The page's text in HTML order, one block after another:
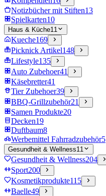
Notizbücher mit Stiften13
Spielkarten10
Haus & Küche11
Kueche169
Picknick Artikel148
Lifestyle135
Auto Zubehoer41
Käsebretter41
Tier Zubehoer39
BBQ-Grillzubehör21
Samen Produkte20
Decken19
Duftbaum8
Werbemittel Fahrradzubehör5
Gesundheit & Wellness11
Gesundheit & Wellness204
Sport200
Kosmetikprodukte115
Baelle49